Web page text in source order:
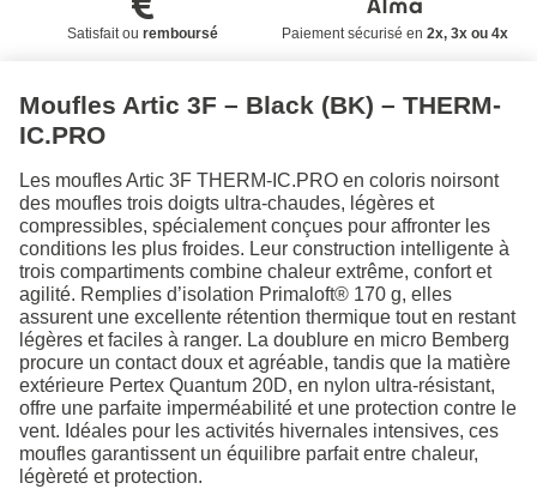
Satisfait ou remboursé Paiement sécurisé en 2x, 3x ou 4x
Moufles Artic 3F – Black (BK) – THERM-
IC.PRO
Les moufles Artic 3F THERM-IC.PRO en coloris noirsont
des moufles trois doigts ultra-chaudes, légères et
compressibles, spécialement conçues pour affronter les
conditions les plus froides. Leur construction intelligente à
trois compartiments combine chaleur extrême, confort et
agilité. Remplies d’isolation Primaloft® 170 g, elles
assurent une excellente rétention thermique tout en restant
légères et faciles à ranger. La doublure en micro Bemberg
procure un contact doux et agréable, tandis que la matière
extérieure Pertex Quantum 20D, en nylon ultra-résistant,
offre une parfaite imperméabilité et une protection contre le
vent. Idéales pour les activités hivernales intensives, ces
moufles garantissent un équilibre parfait entre chaleur,
légèreté et protection.